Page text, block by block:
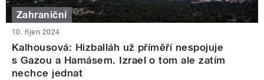
Zahraniční
10. říjen 2024
Kalhousová: Hizballáh už příměří nespojuje
s Gazou a Hamásem. Izrael o tom ale zatím
nechce jednat